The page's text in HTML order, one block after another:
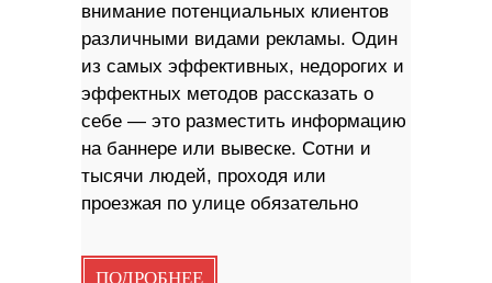
внимание потенциальных клиентов
различными видами рекламы. Один
из самых эффективных, недорогих и
эффектных методов рассказать о
себе — это разместить информацию
на баннере или вывеске. Сотни и
тысячи людей, проходя или
проезжая по улице обязательно